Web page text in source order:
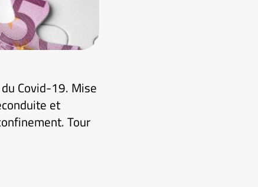
Covid-19. Mise
et
Tour